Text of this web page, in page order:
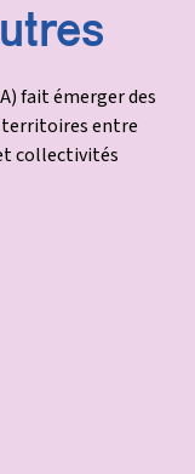
fait émerger des
entre
collectivités